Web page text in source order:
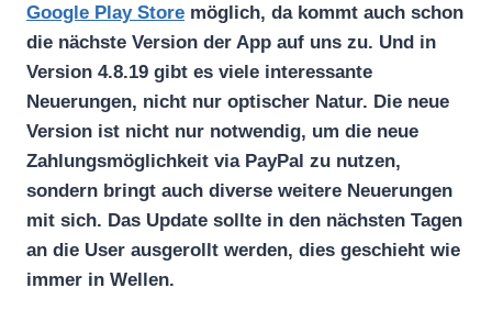
Google Play Store möglich, da kommt auch schon
die nächste Version der App auf uns zu. Und in
Version 4.8.19 gibt es viele interessante
Neuerungen, nicht nur optischer Natur. Die neue
Version ist nicht nur notwendig, um die neue
Zahlungsmöglichkeit via PayPal zu nutzen,
sondern bringt auch diverse weitere Neuerungen
mit sich. Das Update sollte in den nächsten Tagen
an die User ausgerollt werden, dies geschieht wie
immer in Wellen.